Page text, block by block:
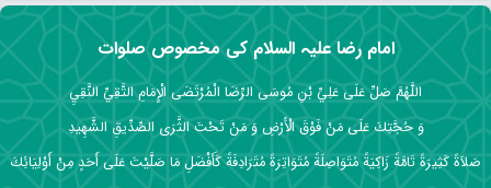
امام رضا علیہ السلام کی مخصوص صلوات
اللَّهُمَّ صَلِّ عَلَى عَلِيِّ بْنِ مُوسَى الرِّضَا الْمُرْتَضَى الْإِمَامِ التَّقِيِّ النَّقِيِ
وَ حُجَّتِكَ عَلَى مَنْ فَوْقَ الْأَرْضِ وَ مَنْ تَحْتَ الثَّرَى الصِّدِّيقِ الشَّهِيدِ
صَلاَةً كَثِيرَةً تَامَّةً زَاكِيَةً مُتَوَاصِلَةً مُتَوَاتِرَةً مُتَرَادِفَةً كَأَفْضَلِ مَا صَلَّيْتَ عَلَى أَحَدٍ مِنْ أَوْلِيَائِكَ